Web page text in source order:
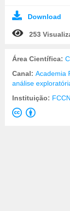
Download
253
Área Científica:
Canal: Academia
análise
Instituição: FCCN